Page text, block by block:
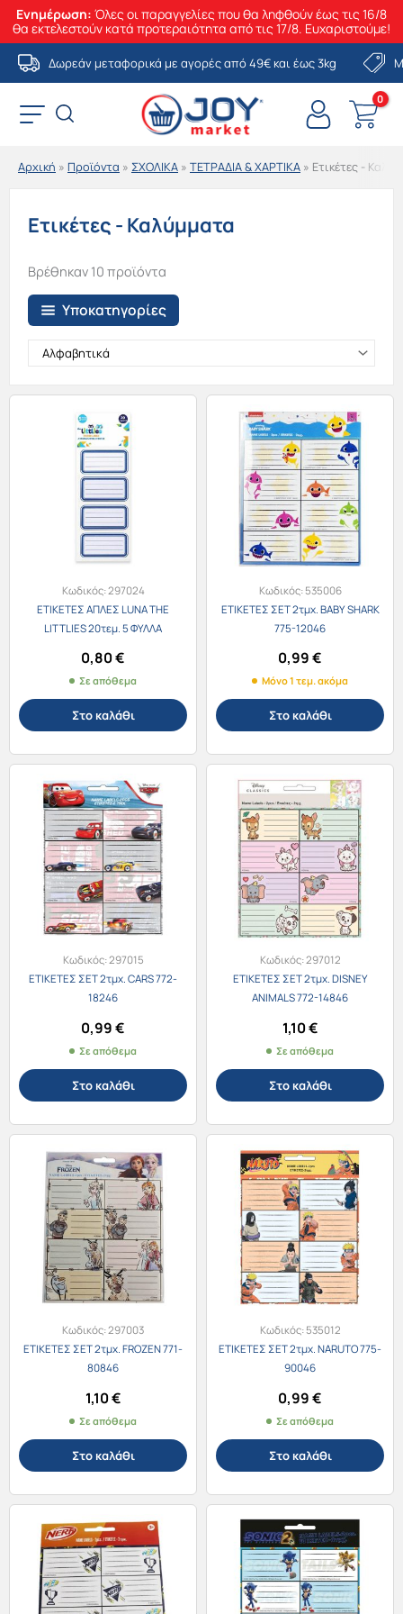
Ενημέρωση: Όλες οι παραγγελίες που θα ληφθούν έως τις 16/8
θα εκτελεστούν κατά προτεραιότητα από τις 17/8. Ευχαριστούμε!
Μετάβαση
στο
περιεχόμενο
Δωρεάν μεταφορικά με αγορές από 49€ και έως 3kg
Αρχική » Προϊόντα » ΣΧΟΛΙΚΑ » ΤΕΤΡΑΔΙΑ & ΧΑΡΤΙΚΑ » Ετικέτες -
Ετικέτες - Καλύμματα
Υποκατηγορίες
Βρέθηκαν 10 προϊόντα
Κωδικός:297024
ΕΤΙΚΕΤΕΣ ΑΠΛΕΣ LUNA THE
LITTLIES 20τεμ. 5 ΦΥΛΛΑ
0,80€
Σε απόθεμα
Στο καλάθι
Κωδικός:535006
ΕΤΙΚΕΤΕΣ ΣΕΤ 2τμχ. BABY SHARK
775-12046
0,99€
Μόνο 1 τεμ. ακόμα
Στο καλάθι
Κωδικός:297015
ΕΤΙΚΕΤΕΣ ΣΕΤ 2τμχ. CARS 772-
18246
0,99€
Σε απόθεμα
Στο καλάθι
Κωδικός:297012
ΕΤΙΚΕΤΕΣ ΣΕΤ 2τμχ. DISNEY
ANIMALS 772-14846
1,10€
Σε απόθεμα
Στο καλάθι
Κωδικός:297003
ΕΤΙΚΕΤΕΣ ΣΕΤ 2τμχ. FROZEN 771-
80846
1,10€
Σε απόθεμα
Στο καλάθι
Κωδικός:535012
ΕΤΙΚΕΤΕΣ ΣΕΤ 2τμχ. NARUTO 775-
90046
0,99€
Σε απόθεμα
Στο καλάθι